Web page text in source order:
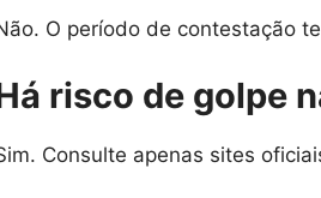
O período de contestação
risco de golpe
Consulte apenas sites